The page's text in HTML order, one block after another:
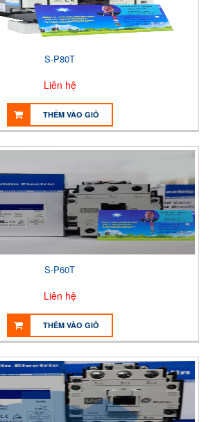
S-P80T
Liên hệ
THÊM VÀO GIỎ
S-P60T
Liên hệ
THÊM VÀO GIỎ